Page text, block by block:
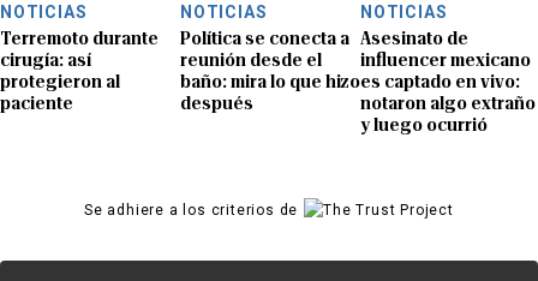
NOTICIAS
Terremoto durante
cirugía: así
protegieron al
paciente
NOTICIAS
Política se conecta a
reunión desde el
baño: mira lo que hizo
después
NOTICIAS
Asesinato de
influencer mexicano
es captado en vivo:
notaron algo extraño
y luego ocurrió
Se adhiere a los criterios de